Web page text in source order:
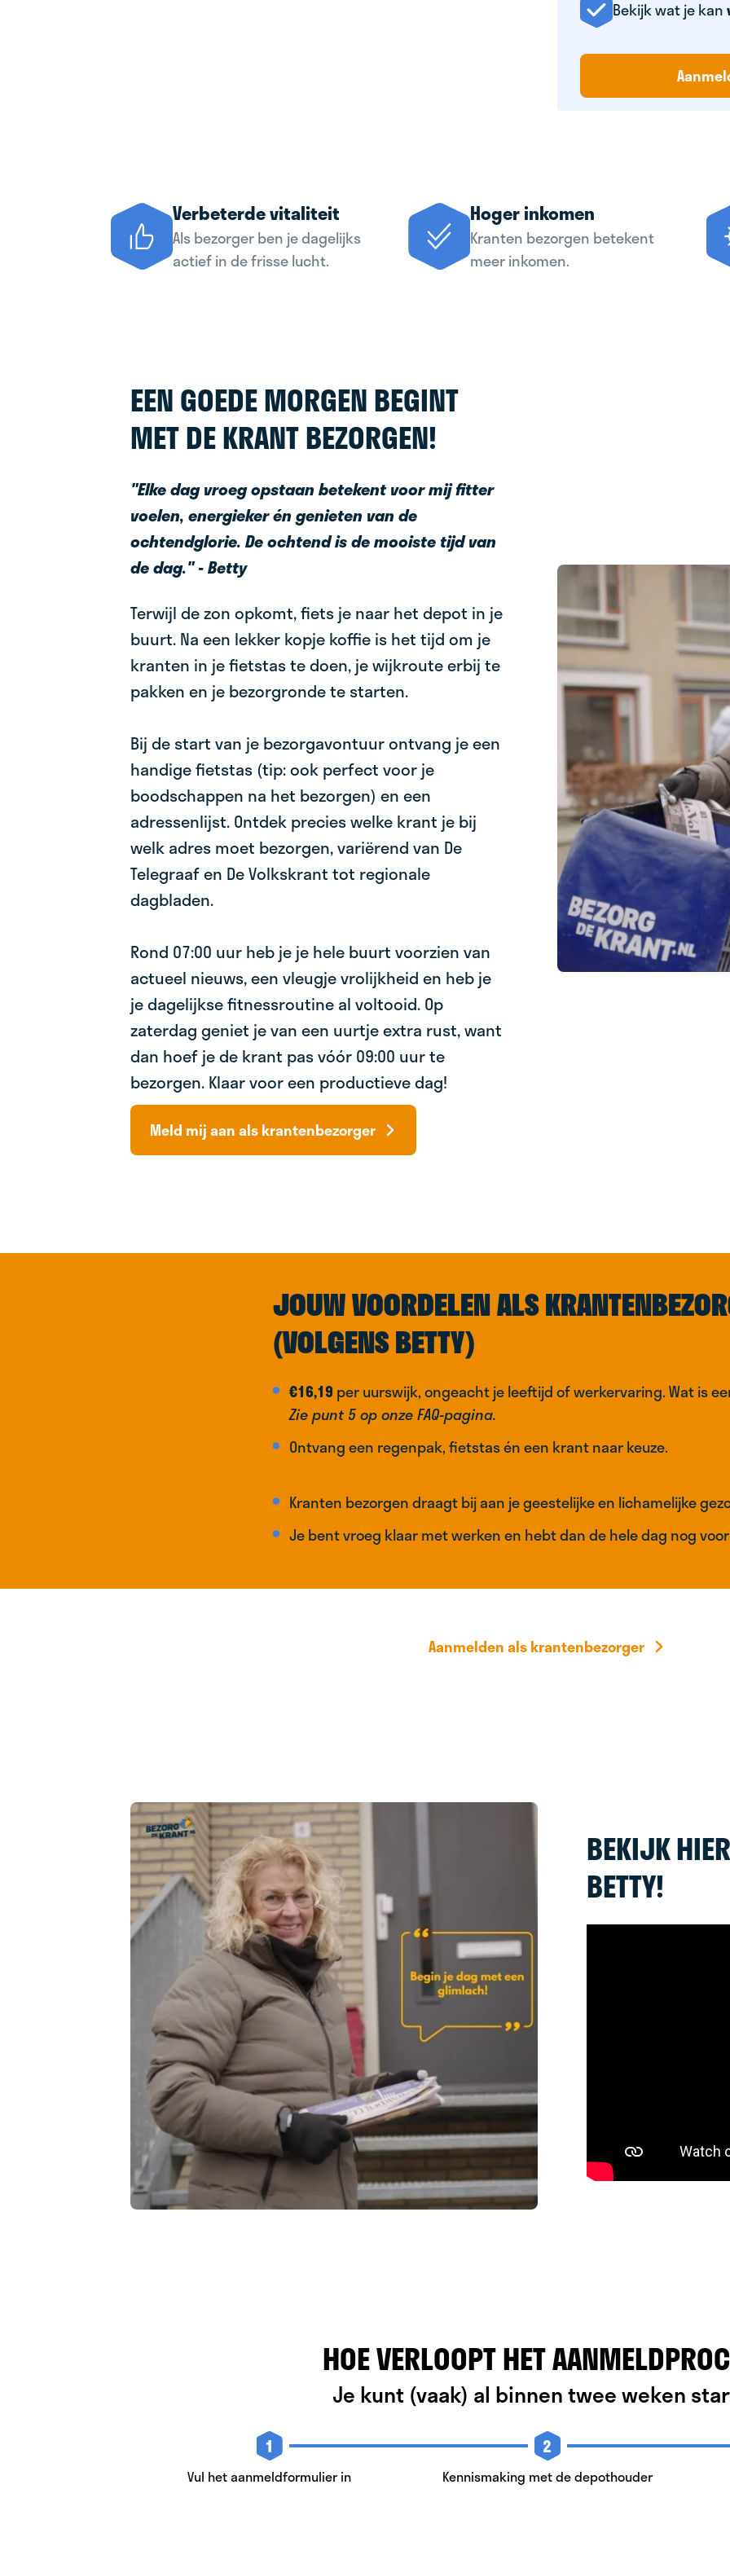
Bekijk wat je kan
Verbeterde vitaliteit
Als bezorger ben je dagelijks
actief in de frisse lucht.
Hoger inkomen
Kranten bezorgen betekent
meer inkomen.
EEN GOEDE MORGEN BEGINT
MET DE KRANT BEZORGEN!
"Elke dag vroeg opstaan betekent voor mij fitter
voelen, energieker én genieten van de
ochtendglorie. De ochtend is de mooiste tijd van
de dag." - Betty
Terwijl de zon opkomt, fiets je naar het depot in je
buurt. Na een lekker kopje koffie is het tijd om je
kranten in je fietstas te doen, je wijkroute erbij te
pakken en je bezorgronde te starten.
Bij de start van je bezorgavontuur ontvang je een
handige fietstas (tip: ook perfect voor je
boodschappen na het bezorgen) en een
adressenlijst. Ontdek precies welke krant je bij
welk adres moet bezorgen, variërend van De
Telegraaf en De Volkskrant tot regionale
dagbladen.
Rond 07:00 uur heb je je hele buurt voorzien van
actueel nieuws, een vleugje vrolijkheid en heb je
je dagelijkse fitnessroutine al voltooid. Op
zaterdag geniet je van een uurtje extra rust, want
dan hoef je de krant pas vóór 09:00 uur te
bezorgen. Klaar voor een productieve dag!
Meld mij aan als krantenbezorger
JOUW VOORDELEN ALS
(VOLGENS BETTY)
€16,19 per uurswijk, ongeacht je leeftijd of werkervaring. Wat is
Zie punt 5 op onze FAQ-pagina.
Ontvang een regenpak, fietstas én een krant naar keuze.
Kranten bezorgen draagt bij aan je geestelijke en lichamelijke
Je bent vroeg klaar met werken en hebt dan de hele dag nog
Aanmelden als krantenbezorger
BEKIJK
BETTY!
HOE VERLOOPT HET
Je kunt (vaak) al binnen twee weken
1
Vul het aanmeldformulier in
2
Kennismaking met de depothouder